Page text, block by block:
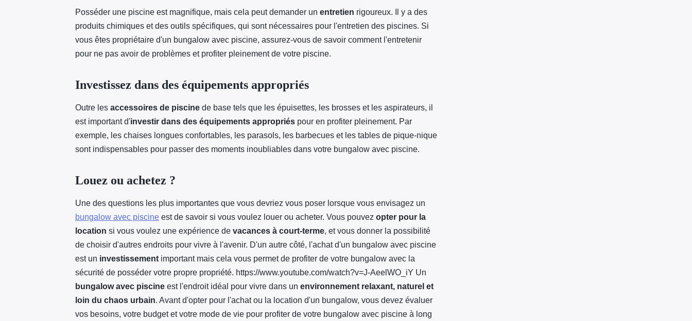
Posséder une piscine est magnifique, mais cela peut demander un entretien rigoureux. Il y a des
produits chimiques et des outils spécifiques, qui sont nécessaires pour l'entretien des piscines. Si
vous êtes propriétaire d'un bungalow avec piscine, assurez-vous de savoir comment l'entretenir
pour ne pas avoir de problèmes et profiter pleinement de votre piscine.
Investissez dans des équipements appropriés
Outre les accessoires de piscine de base tels que les épuisettes, les brosses et les aspirateurs, il
est important d'investir dans des équipements appropriés pour en profiter pleinement. Par
exemple, les chaises longues confortables, les parasols, les barbecues et les tables de pique-nique
sont indispensables pour passer des moments inoubliables dans votre bungalow avec piscine.
Louez ou achetez ?
Une des questions les plus importantes que vous devriez vous poser lorsque vous envisagez un
bungalow avec piscine est de savoir si vous voulez louer ou acheter. Vous pouvez opter pour la
location si vous voulez une expérience de vacances à court-terme, et vous donner la possibilité
de choisir d'autres endroits pour vivre à l'avenir. D'un autre côté, l'achat d'un bungalow avec piscine
est un investissement important mais cela vous permet de profiter de votre bungalow avec la
sécurité de posséder votre propre propriété. https://www.youtube.com/watch?v=J-AeelWO_iY Un
bungalow avec piscine est l'endroit idéal pour vivre dans un environnement relaxant, naturel et
loin du chaos urbain. Avant d'opter pour l'achat ou la location d'un bungalow, vous devez évaluer
vos besoins, votre budget et votre mode de vie pour profiter de votre bungalow avec piscine à long